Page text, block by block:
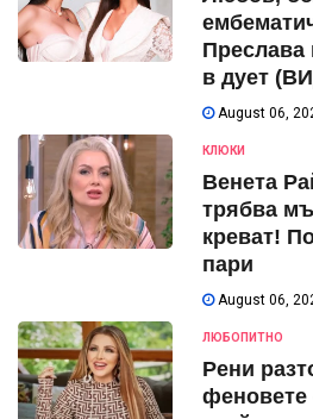
в дует
August 06,
КЛЮКИ
Венета
трябва
креват!
пари
August 06,
ЛЮБОПИТНО
Рени
феновете